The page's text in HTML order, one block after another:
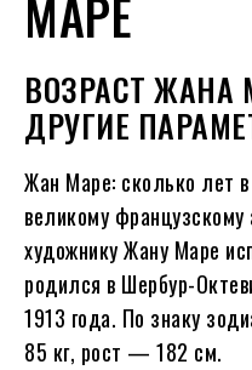
МАРЕ
ВОЗРАСТ ЖАНА
ДРУГИЕ
Жан Маре: сколько лет в
великому
художнику Жану Маре
родился в Шербур-
1913 года. По знаку
85 кг, рост — 182 см.